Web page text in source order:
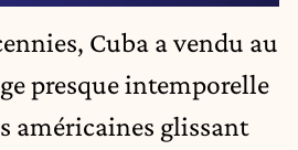
Cuba a vendu au
presque intemporelle
américaines glissant